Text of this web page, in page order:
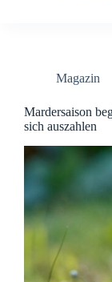
Magazin
Mardersaison
sich auszahlen